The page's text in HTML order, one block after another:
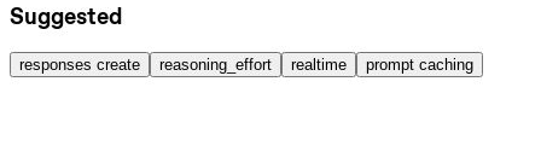
Suggested
responses create reasoning_effort realtime prompt caching